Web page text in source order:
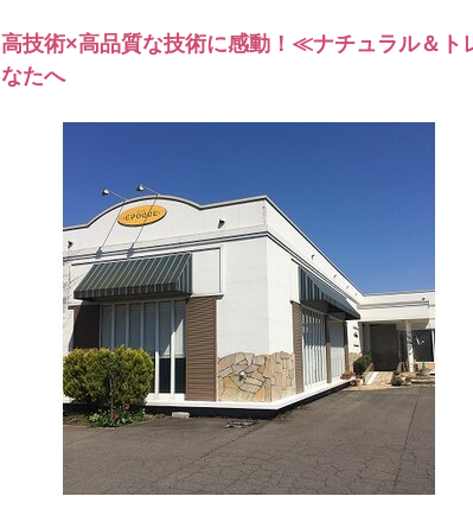
高技術×高品質な技術に感動！≪ナチュラル＆
なたへ